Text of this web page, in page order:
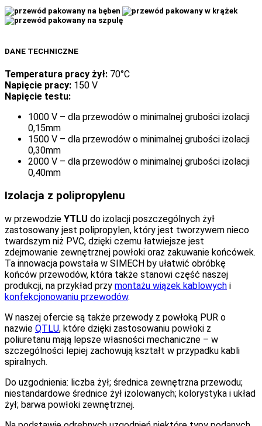
DANE TECHNICZNE
Temperatura pracy żył: 70°C
Napięcie pracy: 150 V
Napięcie testu:
1000 V – dla przewodów o minimalnej grubości izolacji
0,15mm
1500 V – dla przewodów o minimalnej grubości izolacji
0,30mm
2000 V – dla przewodów o minimalnej grubości izolacji
0,40mm
Izolacja z polipropylenu
w przewodzie YTLU do izolacji poszczególnych żył
zastosowany jest polipropylen, który jest tworzywem nieco
twardszym niż PVC, dzięki czemu łatwiejsze jest
zdejmowanie zewnętrznej powłoki oraz zakuwanie końcówek.
Ta innowacja powstała w SIMECH by ułatwić obróbkę
końców przewodów, która także stanowi część naszej
produkcji, na przykład przy montażu wiązek kablowych i
konfekcjonowaniu przewodów.
W naszej ofercie są także przewody z powłoką PUR o
nazwie QTLU, które dzięki zastosowaniu powłoki z
poliuretanu mają lepsze własności mechaniczne – w
szczególności lepiej zachowują kształt w przypadku kabli
spiralnych.
Do uzgodnienia: liczba żył; średnica zewnętrzna przewodu;
niestandardowe średnice żył izolowanych; kolorystyka i układ
żył; barwa powłoki zewnętrznej.